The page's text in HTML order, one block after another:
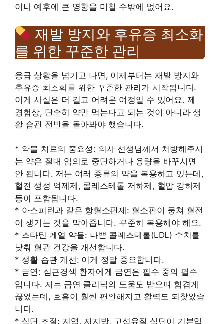
이나 예후에 큰 영향을 미칠 수밖에 없어요.
재발 방지와 후유증 최소화
를 위한 꾸준한 관리
응급 상황을 넘기고 나면, 이제부터는 재발 방지와
후유증 최소화를 위한 꾸준한 관리가 시작됩니다.
이게 사실은 더 길고 어려운 여정일 수 있어요. 제
경험상, 단순히 약만 먹는다고 되는 것이 아니라 생
활 습관 전반을 돌아봐야 했습니다.
* 약물 치료의 중요성: 의사 선생님께서 처방해주시
는 약은 절대 임의로 중단하거나 용량을 바꾸시면
안 됩니다. 저는 여러 종류의 약을 복용하고 있는데,
혈전 생성 억제제, 콜레스테롤 저하제, 혈압 강하제
등이 포함됩니다.
* 아스피린과 같은 항혈소판제: 혈소판이 뭉쳐 혈전
이 생기는 것을 막아줍니다. 꾸준히 복용해야 해요.
* 스타틴 계열 약물: 나쁜 콜레스테롤(LDL) 수치를
낮춰 혈관 건강을 개선합니다.
* 생활 습관 개선: 이게 정말 중요합니다.
* 금연: 심근경색 환자에게 금연은 필수 중의 필수
입니다. 저는 금연 클리닉의 도움도 받으며 힘겹게
끊었는데, 호흡이 훨씬 편안해지고 활력도 되찾았습
니다.
* 식단 조절: 저염, 저지방, 고섬유질 식단이 기본입